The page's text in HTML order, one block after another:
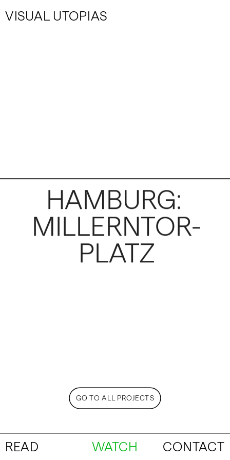
READ CONTACT
VISUAL UTOPIAS
WATCH
GO TO ALL PROJECTS
HAMBURG:
MILLERNTOR-
PLATZ